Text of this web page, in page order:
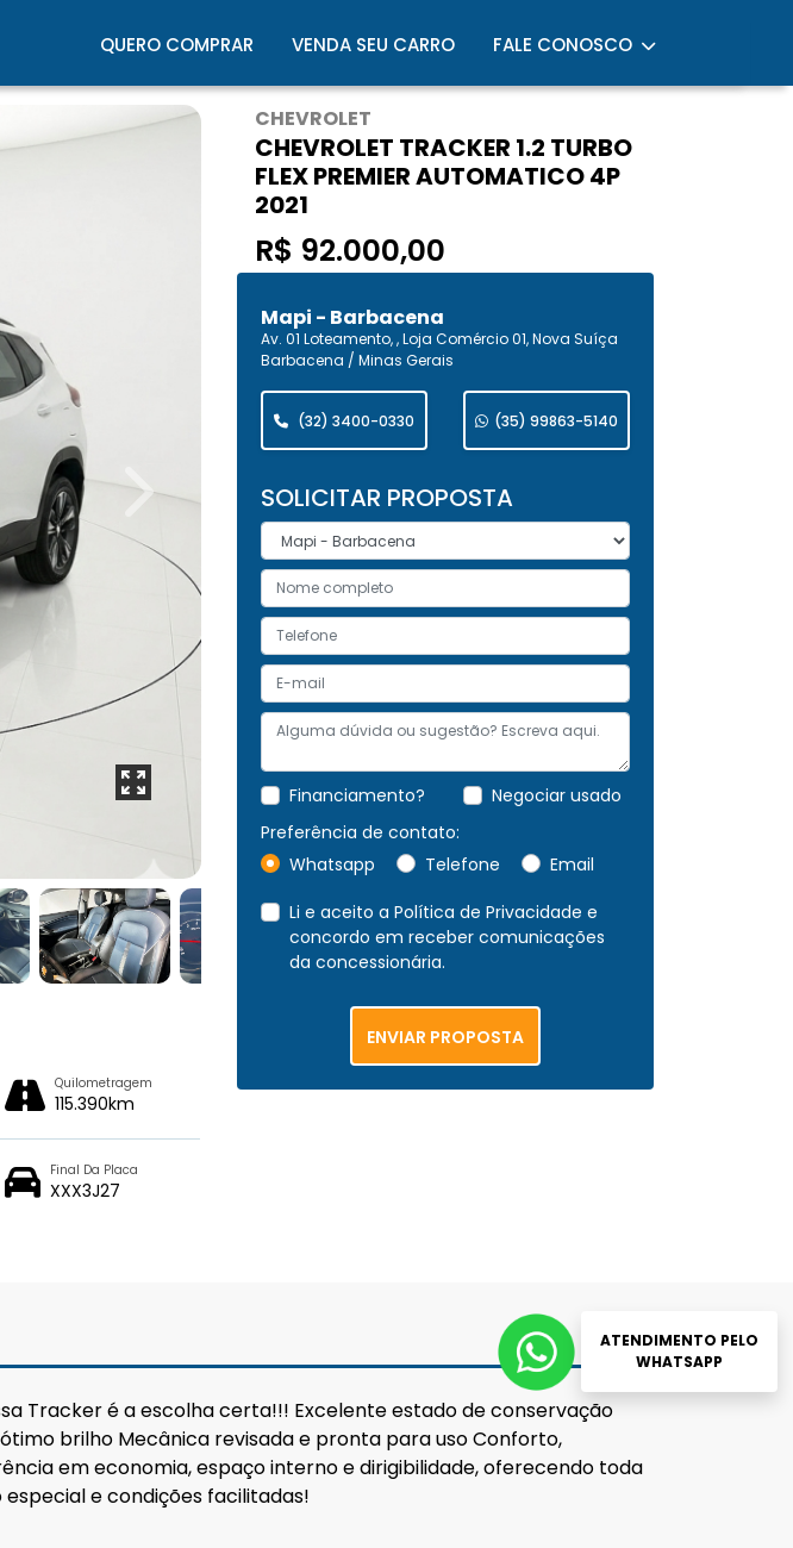
QUERO COMPRAR VENDA SEU CARRO FALE CONOSCO
CHEVROLET
CHEVROLET TRACKER 1.2 TURBO
FLEX PREMIER AUTOMATICO 4P
2021
R$ 92.000,00
Mapi - Barbacena
Av. 01 Loteamento, , Loja Comércio 01, Nova Suíça
Barbacena / Minas Gerais
(32) 3400-0330 (35) 99863-5140
SOLICITAR PROPOSTA
Financiamento?
Negociar usado
Preferência de contato:
Whatsapp
Telefone
Email
Li e aceito a Política de Privacidade e
concordo em receber comunicações
da concessionária.
ENVIAR PROPOSTA
Next
Quilometragem
115.390km
Final Da Placa
XXX3J27
Tracker é a escolha certa!!! Excelente estado de conservação
brilho Mecânica revisada e pronta para uso Conforto,
em economia, espaço interno e dirigibilidade, oferecendo toda
e condições facilitadas!
ATENDIMENTO PELO
WHATSAPP